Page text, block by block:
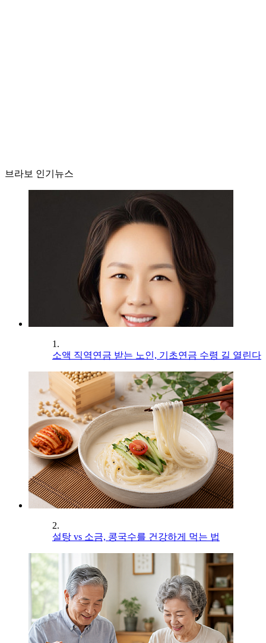
브라보 인기뉴스
1.
소액 직역연금 받는 노인, 기초연금 수령 길 열린다
2.
설탕 vs 소금, 콩국수를 건강하게 먹는 법